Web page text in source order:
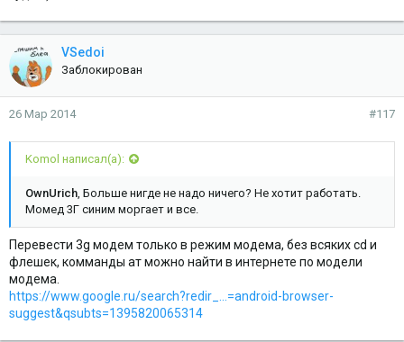
VSedoi
Заблокирован
26 Мар 2014 #117
Komol написал(а):
OwnUrich , Больше нигде не надо ничего? Не хотит работать.
Момед 3Г синим моргает и все.
Перевести 3g модем только в режим модема, без всяких cd и
флешек, комманды ат можно найти в интернете по модели
модема.
https://www.google.ru/search?redir_...=android-browser-
suggest&qsubts=1395820065314